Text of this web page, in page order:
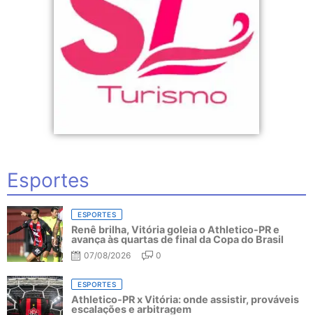
Esportes
ESPORTES
Renê brilha, Vitória goleia o Athletico-PR e
avança às quartas de final da Copa do Brasil
07/08/2026 0
ESPORTES
Athletico-PR x Vitória: onde assistir, prováveis
escalações e arbitragem